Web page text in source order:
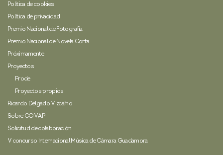
Política de cookies
Política de privacidad
Premio Nacional de Fotografía
Premio Nacional de Novela Corta
Próximamente
Proyectos
Prode
Proyectos propios
Ricardo Delgado Vizcaíno
Sobre COVAP
Solicitud de colaboración
V concurso internacional Música de Cámara Guadamora